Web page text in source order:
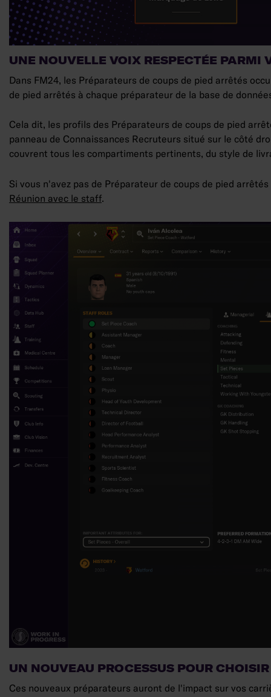
UNE NOUVELLE VOIX RESPECTÉE PARMI
Dans FM24, les Préparateurs de coups de pied arrêtés
de pied arrêtés à chaque préparateur de la base de
Cela dit, les profils des Préparateurs de coups de pied
panneau de Connaissances Recruteurs situé sur le côté
couvrent tous les compartiments pertinents, du style de
Si vous n'avez pas de Préparateur de coups de pied
Réunion avec le staff.
UN NOUVEAU PROCESSUS POUR
Ces nouveaux préparateurs auront de l'impact sur vos